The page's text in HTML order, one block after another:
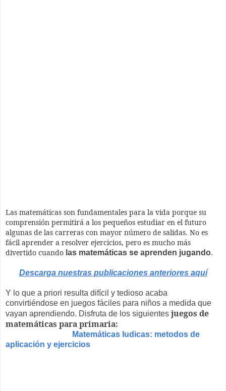
Las matemáticas son fundamentales para la vida porque su
comprensión permitirá a los pequeños estudiar en el futuro
algunas de las carreras con mayor número de salidas. No es
fácil aprender a resolver ejercicios, pero es mucho más
divertido cuando las matemáticas se aprenden jugando.
Descarga nuestras publicaciones anteriores aquí
Y lo que a priori resulta difícil y tedioso acaba
convirtiéndose en juegos fáciles para niños a medida que
vayan aprendiendo. Disfruta de los siguientes juegos de
matemáticas para primaria:
Matemáticas ludicas: metodos de
aplicación y ejercicios